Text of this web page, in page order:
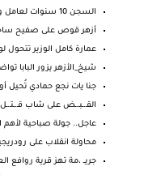
السجن 10 سنوات لعامل و3 لشقيقه لاتهامهما بإصابة شخ...
أزهر قوص على صفيح
عمارة كامل الوزير
شيخ_الأزهر يزور البابا
جنا يات نجع حمادي تُحيل
القـ.ـبـ.ـض على شاب
عاجل.. جولة صباحية لأهم
محاولة انقلاب على
جريــ ،مة تهز قرية روافع